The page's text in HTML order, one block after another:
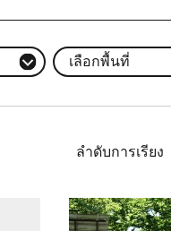
เลือกพื้นที่
ลำดับการเรียง
ดูข้อมูลพื้นฐาน